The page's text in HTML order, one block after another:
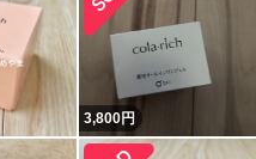
3,800円